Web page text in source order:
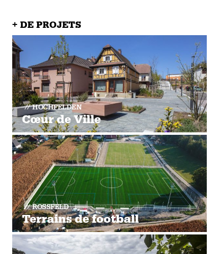
+ DE PROJETS
HOCHFELDEN
Cœur de Ville
ROSSFELD
Terrains de football